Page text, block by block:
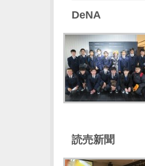
DeNA
読売新聞